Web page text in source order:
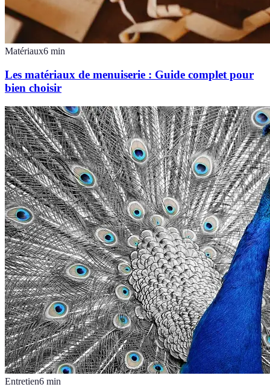
Matériaux6 min
Les matériaux de menuiserie : Guide complet pour
bien choisir
Entretien6 min